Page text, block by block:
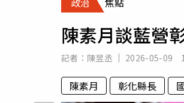
陳素月談藍營
記者： 陳昱丞 2026-05-09
陳素月 彰化縣長